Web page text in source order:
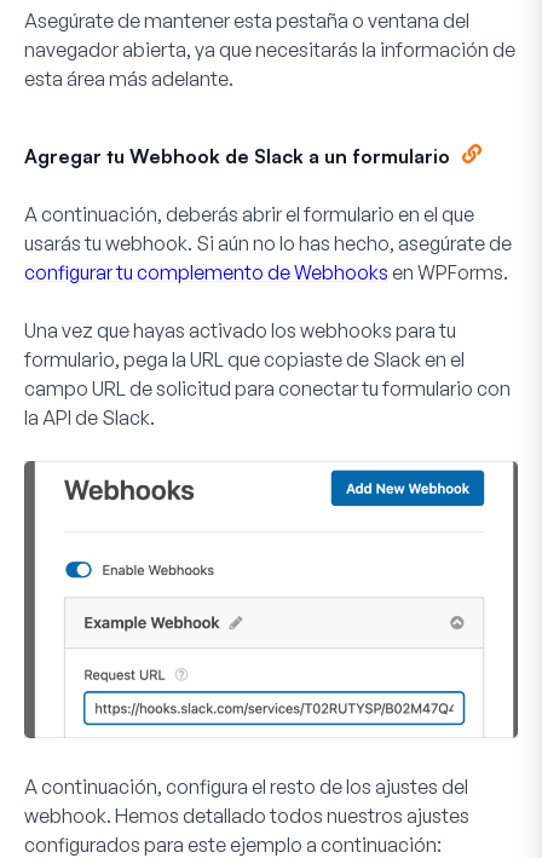
Asegúrate de mantener esta pestaña o ventana del
navegador abierta, ya que necesitarás la información de
esta área más adelante.
Agregar tu Webhook de Slack a un formulario
A continuación, deberás abrir el formulario en el que
usarás tu webhook. Si aún no lo has hecho, asegúrate de
configurar tu complemento de Webhooks en WPForms.
Una vez que hayas activado los webhooks para tu
formulario, pega la URL que copiaste de Slack en el
campo URL de solicitud para conectar tu formulario con
la API de Slack.
A continuación, configura el resto de los ajustes del
webhook. Hemos detallado todos nuestros ajustes
configurados para este ejemplo a continuación: